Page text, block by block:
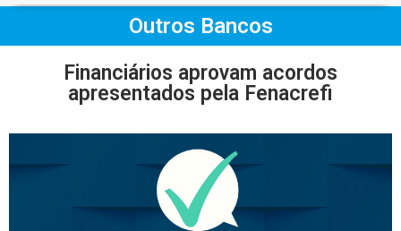
Outros Bancos
Financiários aprovam acordos
apresentados pela Fenacrefi